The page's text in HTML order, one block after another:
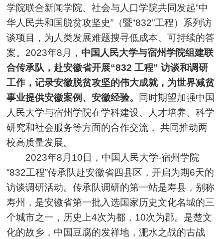
学院联合新闻学院、社会与人口学院共同发起“中
华人民共和国脱贫攻坚史”（暨“832”工程）系列访
谈项目，为人类发展难题搜寻低成本、可持续的答
案。2023年8月， 中国人民大学与宿州学院组建联
合传承队，赴安徽省开展“832 工程” 访谈和调研
工作，记录安徽脱贫攻坚的伟大成就，为世界减贫
事业提供安徽案例、安徽经验。
同时期望加强中国
人民大学与宿州学院在学科建设、人才培养、科学
研究和社会服务等方面的合作交流， 共同推动两
校高质量发展。
2023年8月10日，中国人民大学-宿州学院
“832工程”传承队赴安徽省四县区，开启为期6天的
访谈调研活动。传承队调研的第一站是寿县，别称
寿州，是安徽省第一批入选国家历史文化名城的三
个城市之一，历史上4次为都，10次为郡。是楚文
化的故乡，中国豆腐的发祥地，淝水之战的古战